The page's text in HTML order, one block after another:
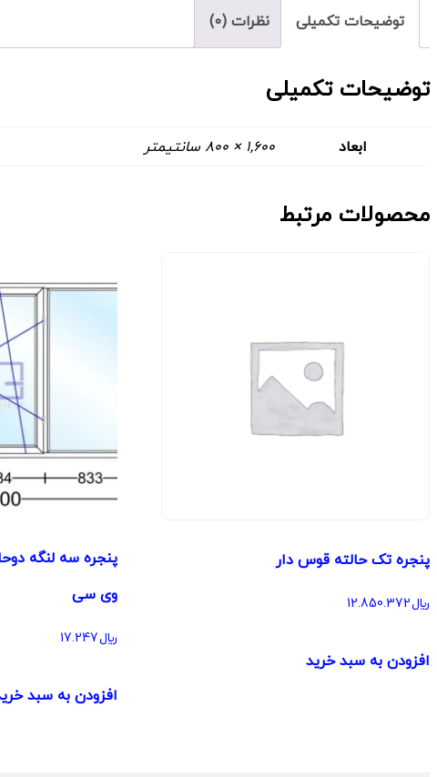
توضیحات تکمیلی نظرات (0)
توضیحات تکمیلی
ابعاد 1,600 × 800 سانتیمتر
محصولات مرتبط
پنجره تک حالته قوس دار
﷼12.850.372
افزودن به سبد خرید
پنجره سه لنگه
وی سی
﷼17.247
افزودن به سبد